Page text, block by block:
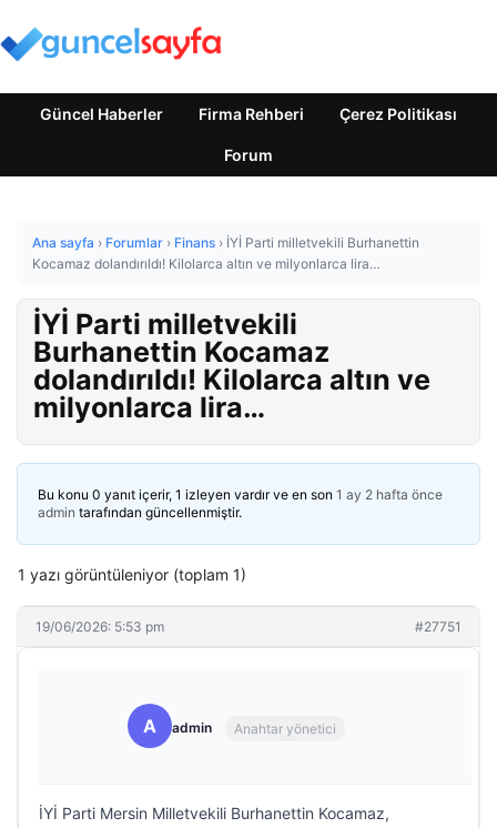
Güncel Haberler Firma Rehberi Çerez Politikası
Forum
Ana sayfa › Forumlar › Finans › İYİ Parti milletvekili Burhanettin
Kocamaz dolandırıldı! Kilolarca altın ve milyonlarca lira…
İYİ Parti milletvekili
Burhanettin Kocamaz
dolandırıldı! Kilolarca altın ve
milyonlarca lira…
Bu konu 0 yanıt içerir, 1 izleyen vardır ve en son 1 ay 2 hafta önce
admin tarafından güncellenmiştir.
1 yazı görüntüleniyor (toplam 1)
19/06/2026: 5:53 pm #27751
A admin Anahtar yönetici
İYİ Parti Mersin Milletvekili Burhanettin Kocamaz,